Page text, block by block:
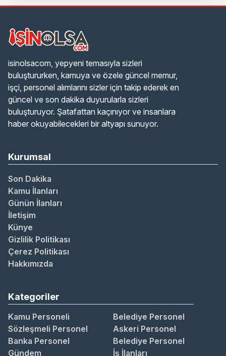
isinolsacom, yepyeni temasıyla sizleri
buluştururken, kamuya ve özele güncel memur,
işçi, personel alımlarını sizler için takip ederek en
güncel ve son dakika duyurularla sizleri
buluşturuyor. Şatafattan kaçınıyor ve insanlara
haber okuyabilecekleri bir altyapı sunuyor.
Kurumsal
Son Dakika
Kamu İlanları
Günün İlanları
İletişim
Künye
Gizlilik Politikası
Çerez Politikası
Hakkımızda
Kategoriler
Kamu Personeli
Belediye Personel
Sözleşmeli Personel
Askeri Personel
Banka Personel
Belediye Personel
Gündem
İş İlanları